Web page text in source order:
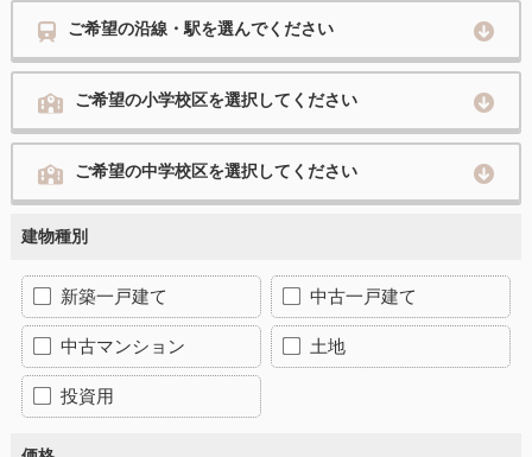
ご希望の沿線・駅を選んでください
ご希望の小学校区を選択してください
ご希望の中学校区を選択してください
建物種別
新築一戸建て 中古一戸建て
中古マンション 土地
投資用